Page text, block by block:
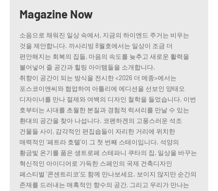
Magazine Now
소음으로 채워진 일상 속에서, 지금의 하이엔드 주거는 비우는
것을 제안합니다. 까사리빙 8월호에서는 일상이 조금 더
편안해지는 회복의 집들, 마음의 속도를 늦추고 새로운 활력을
불어넣어 줄 공간과 힐링 아이템들을 소개합니다.
취향이 공간이 되는 방식을 전시한 <2026 더 메종>에서는
포스코이앤씨와 협업하여 아틀리에 에디션을 선보인 양태오
디자이너를 만나 절제와 여백의 디자인 철학을 들었습니다. 이번
호부터는 시대를 초월한 본질과 경험적 럭셔리를 만날 수 있는
환대의 공간을 찾아 나섭니다. 코펜하겐의 고풍스러운 석조
건물들 사이, 감각적인 편집숍들이 자리한 거리에 위치한
매력적인 ‘페트라 호텔’이 그 첫 번째 스테이입니다. 석양의
황금빛 온기를 품은 생트로페 스테파니 쿠타의 집, 일상을 바꾸는
혁신적인 아이디어로 가득한 스페인의 국제 건축디자인
페스티벌 ‘콘센트리코’도 함께 만나보세요. 보이지 않지만 순간의
존재를 드러내는 매혹적인 향수의 공간, 그리고 우리가 만나는